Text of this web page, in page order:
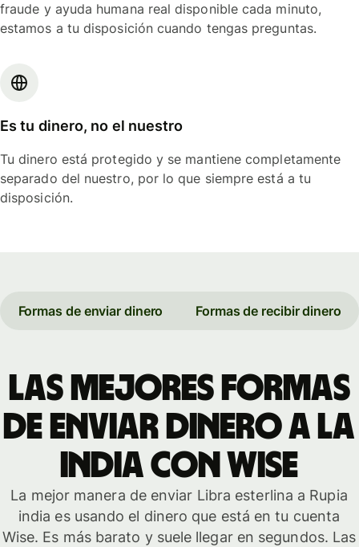
fraude y ayuda humana real disponible cada minuto,
estamos a tu disposición cuando tengas preguntas.
Es tu dinero, no el nuestro
Tu dinero está protegido y se mantiene completamente
separado del nuestro, por lo que siempre está a tu
disposición.
Formas de enviar dinero Formas de recibir dinero
Las mejores formas
de enviar dinero a la
India con Wise
La mejor manera de enviar Libra esterlina a Rupia
india es usando el dinero que está en tu cuenta
Wise. Es más barato y suele llegar en segundos. Las